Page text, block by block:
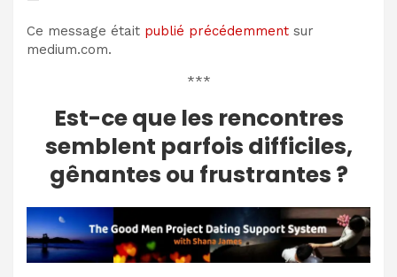
Ce message était publié précédemment sur
medium.com.
***
Est-ce que les rencontres
semblent parfois difficiles,
gênantes ou frustrantes ?